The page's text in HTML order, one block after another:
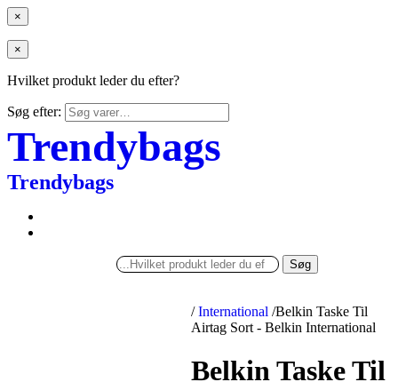
×
×
Hvilket produkt leder du efter?
Søg efter:
Trendybags
Trendybags
Søg
/ International /Belkin Taske Til
Airtag Sort - Belkin International
Belkin Taske Til